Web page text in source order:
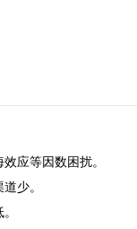
应等因数困扰。
少。